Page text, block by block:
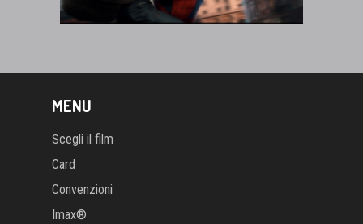
MENU
Scegli il film
Card
Convenzioni
Imax®